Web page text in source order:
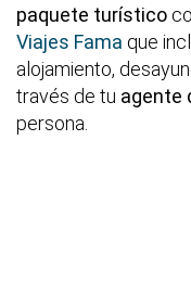
paquete turístico
Viajes Fama que
alojamiento,
través de tu agente
persona.